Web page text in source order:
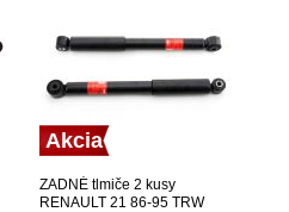
Akcia
ZADNÉ tlmiče 2 kusy
RENAULT 21 86-95 TRW